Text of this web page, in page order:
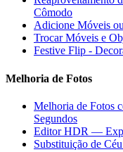
Cômodo
Adicione Móveis
Trocar Móveis e
Festive Flip -
Melhoria de Fotos
Melhoria de Fotos
Segundos
Editor HDR —
Substituição de